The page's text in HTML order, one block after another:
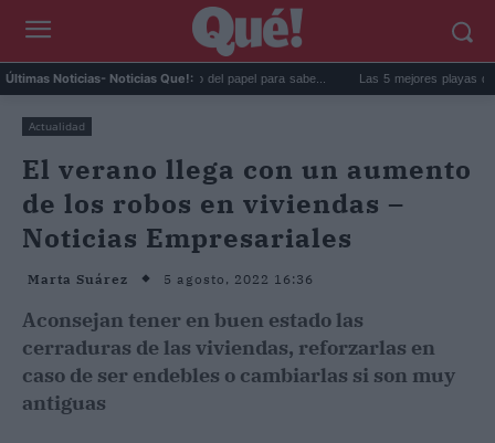
Últimas Noticias- Noticias Que!:
goma de la nevera: el truco del papel para sabe... Las 5 mejores playas de
Actualidad
El verano llega con un aumento
de los robos en viviendas –
Noticias Empresariales
Marta Suárez 5 agosto, 2022 16:36
Aconsejan tener en buen estado las
cerraduras de las viviendas, reforzarlas en
caso de ser endebles o cambiarlas si son muy
antiguas